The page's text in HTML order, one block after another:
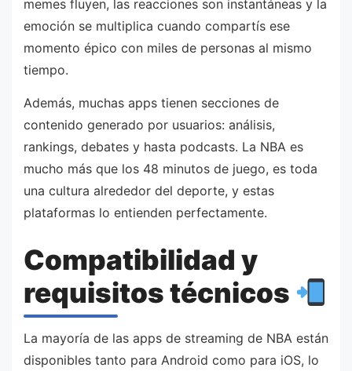
memes fluyen, las reacciones son instantáneas y la
emoción se multiplica cuando compartís ese
momento épico con miles de personas al mismo
tiempo.
Además, muchas apps tienen secciones de
contenido generado por usuarios: análisis,
rankings, debates y hasta podcasts. La NBA es
mucho más que los 48 minutos de juego, es toda
una cultura alrededor del deporte, y estas
plataformas lo entienden perfectamente.
Compatibilidad y
requisitos técnicos
La mayoría de las apps de streaming de NBA están
disponibles tanto para Android como para iOS, lo